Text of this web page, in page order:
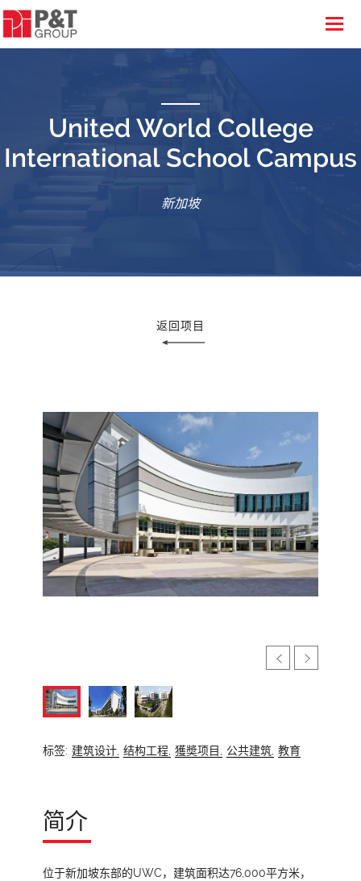
United World College
International School Campus
新加坡
返回项目
标签: 建筑设计, 结构工程, 獲奬项目, 公共建筑, 教育
简介
位于新加坡东部的UWC，建筑面积达76,000平方米，